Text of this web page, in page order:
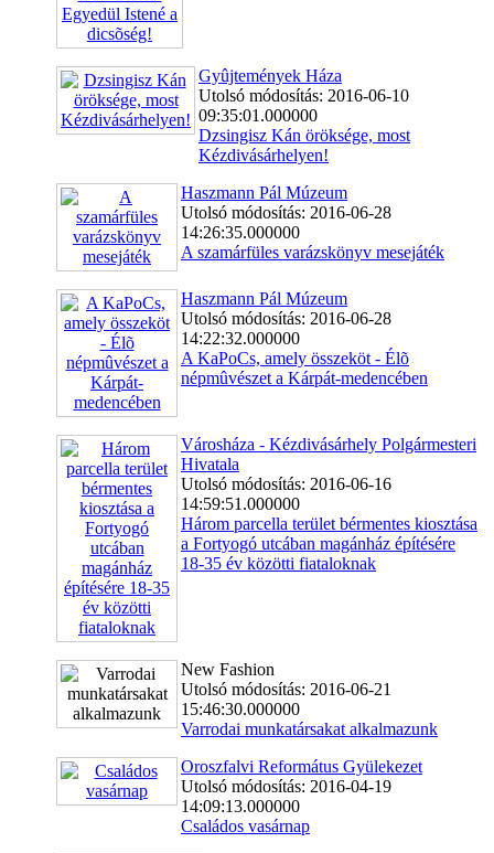
Gyûjtemények Háza
Utolsó módosítás: 2016-06-10
09:35:01.000000
Dzsingisz Kán öröksége, most
Kézdivásárhelyen!
Haszmann Pál Múzeum
Utolsó módosítás: 2016-06-28
14:26:35.000000
A szamárfüles varázskönyv mesejáték
Haszmann Pál Múzeum
Utolsó módosítás: 2016-06-28
14:22:32.000000
A KaPoCs, amely összeköt - Élõ
népmûvészet a Kárpát-medencében
Városháza - Kézdivásárhely Polgármesteri
Hivatala
Utolsó módosítás: 2016-06-16
14:59:51.000000
Három parcella terület bérmentes kiosztása
a Fortyogó utcában magánház építésére
18-35 év közötti fiataloknak
New Fashion
Utolsó módosítás: 2016-06-21
15:46:30.000000
Varrodai munkatársakat alkalmazunk
Oroszfalvi Református Gyülekezet
Utolsó módosítás: 2016-04-19
14:09:13.000000
Családos vasárnap